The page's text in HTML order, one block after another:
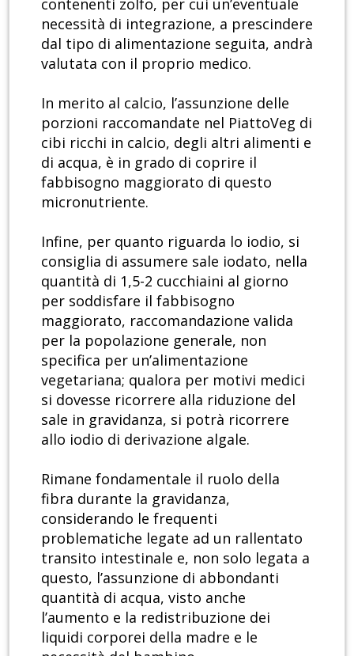
contenenti zolfo, per cui un’eventuale
necessità di integrazione, a prescindere
dal tipo di alimentazione seguita, andrà
valutata con il proprio medico.
In merito al calcio, l’assunzione delle
porzioni raccomandate nel PiattoVeg di
cibi ricchi in calcio, degli altri alimenti e
di acqua, è in grado di coprire il
fabbisogno maggiorato di questo
micronutriente.
Infine, per quanto riguarda lo iodio, si
consiglia di assumere sale iodato, nella
quantità di 1,5-2 cucchiaini al giorno
per soddisfare il fabbisogno
maggiorato, raccomandazione valida
per la popolazione generale, non
specifica per un’alimentazione
vegetariana; qualora per motivi medici
si dovesse ricorrere alla riduzione del
sale in gravidanza, si potrà ricorrere
allo iodio di derivazione algale.
Rimane fondamentale il ruolo della
fibra durante la gravidanza,
considerando le frequenti
problematiche legate ad un rallentato
transito intestinale e, non solo legata a
questo, l’assunzione di abbondanti
quantità di acqua, visto anche
l’aumento e la redistribuzione dei
liquidi corporei della madre e le